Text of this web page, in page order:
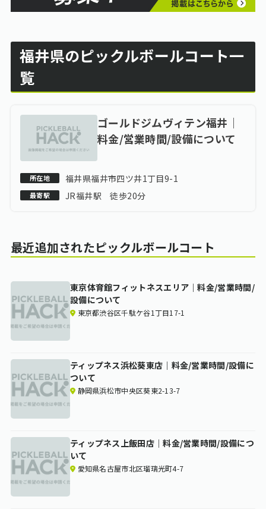
福井県のピックルボールコート一
覧
ゴールドジムヴィテン福井｜
料金/営業時間/設備について
所在地 福井県福井市四ツ井1丁目9-1
最寄駅 JR福井駅 徒歩20分
最近追加されたピックルボールコート
東京体育館フィットネスエリア｜料金/営業時間/
設備について
東京都渋谷区千駄ケ谷1丁目17-1
ティップネス浜松葵東店｜料金/営業時間/設備に
ついて
静岡県浜松市中央区葵東2-13-7
ティップネス上飯田店｜料金/営業時間/設備につ
いて
愛知県名古屋市北区瑠璃光町4-7